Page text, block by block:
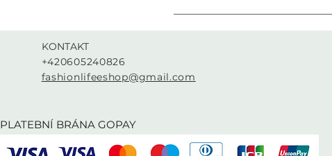
KONTAKT
+420605240826
fashionlifeeshop@gmail.com
PLATEBNÍ BRÁNA GOPAY